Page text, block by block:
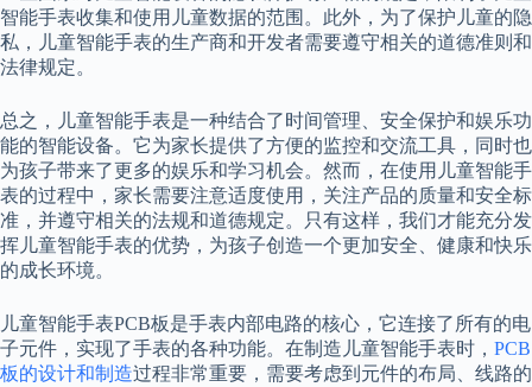
智能手表收集和使用儿童数据的范围。此外，为了保护儿童的隐
私，儿童智能手表的生产商和开发者需要遵守相关的道德准则和
法律规定。
总之，儿童智能手表是一种结合了时间管理、安全保护和娱乐功
能的智能设备。它为家长提供了方便的监控和交流工具，同时也
为孩子带来了更多的娱乐和学习机会。然而，在使用儿童智能手
表的过程中，家长需要注意适度使用，关注产品的质量和安全标
准，并遵守相关的法规和道德规定。只有这样，我们才能充分发
挥儿童智能手表的优势，为孩子创造一个更加安全、健康和快乐
的成长环境。
儿童智能手表PCB板是手表内部电路的核心，它连接了所有的电
子元件，实现了手表的各种功能。在制造儿童智能手表时， PCB
板的设计和制造过程非常重要，需要考虑到元件的布局、线路的